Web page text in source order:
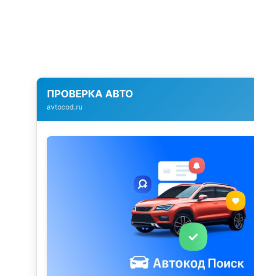
ПРОВЕРКА АВТО
avtocod.ru